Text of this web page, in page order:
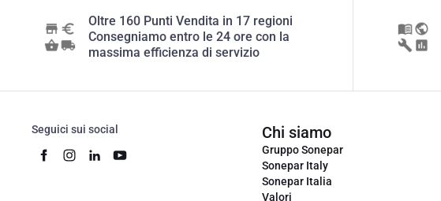
Oltre 160 Punti Vendita in 17 regioni
Consegniamo entro le 24 ore con la
massima efficienza di servizio
Seguici sui social Chi siamo
Gruppo Sonepar
Sonepar Italy
Sonepar Italia
Valori